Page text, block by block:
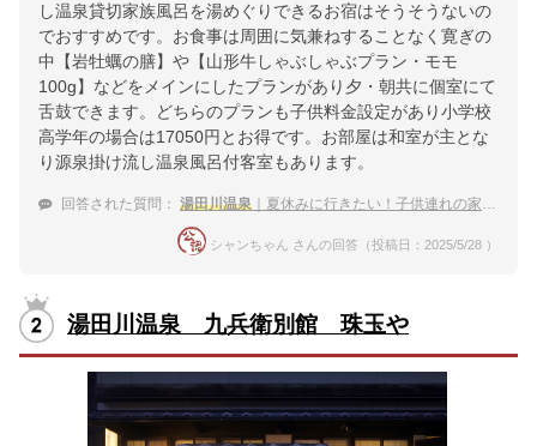
し温泉貸切家族風呂を湯めぐりできるお宿はそうそうないの
でおすすめです。お食事は周囲に気兼ねすることなく寛ぎの
中【岩牡蠣の膳】や【山形牛しゃぶしゃぶプラン・モモ
100g】などをメインにしたプランがあり夕・朝共に個室にて
舌鼓できます。どちらのプランも子供料金設定があり小学校
高学年の場合は17050円とお得です。お部屋は和室が主とな
り源泉掛け流し温泉風呂付客室もあります。
回答された質問： 湯田川温泉 ｜夏休みに行きたい！子供連れの家族におすすめの宿は？
シャンちゃん さんの回答（投稿日：2025/5/28 ）
湯田川温泉 九兵衛別館 珠玉や